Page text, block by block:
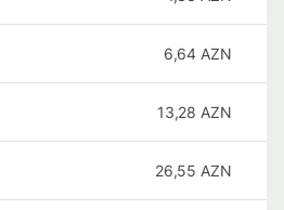
6,64 AZN
13,28 AZN
26,55 AZN